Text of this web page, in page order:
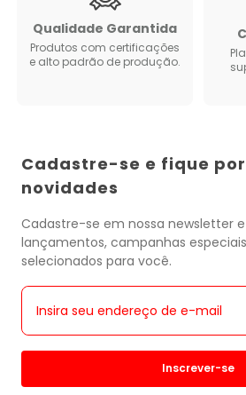
Qualidade Garantida
Produtos com certificações
e alto padrão de produção.
Cadastre-se e fique
novidades
Cadastre-se em nossa newsletter
lançamentos, campanhas
selecionados para você.
Inscrever-se